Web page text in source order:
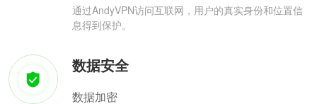
通过AndyVPN访问互联网，用户的真实身份和位置信
息得到保护。
数据安全
数据加密